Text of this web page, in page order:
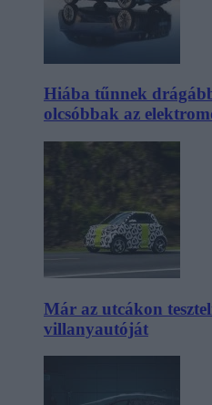
Hiába tűnnek
olcsóbbak az
Már az utcákon
villanyautóját